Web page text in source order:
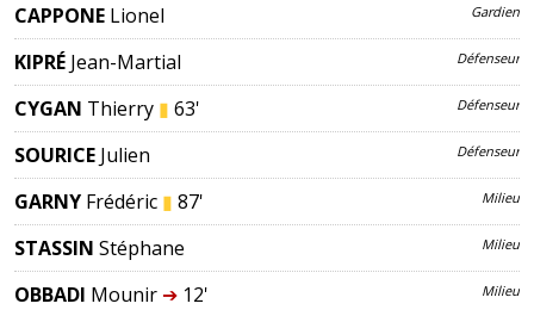
CAPPONE Lionel Gardien
KIPRÉ Jean-Martial Défenseur
CYGAN Thierry ▮ 63' Défenseur
SOURICE Julien Défenseur
GARNY Frédéric ▮ 87' Milieu
STASSIN Stéphane Milieu
OBBADI Mounir ➔12' Milieu